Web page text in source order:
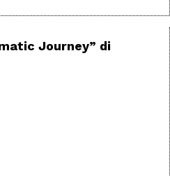
Journey” di